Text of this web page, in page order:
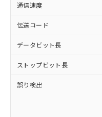
通信速度
伝送コード
データビット長
ストップビット長
誤り検出